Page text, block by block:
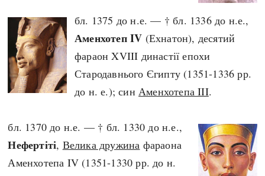
бл. 1375 до н.е. — † бл. 1336 до н.е.,
Аменхотеп IV (Ехнатон), десятий
фараон XVIII династії епохи
Стародавнього Єгипту (1351-1336 рр.
до н. е.); синАменхотепа III.
бл. 1370 до н.е. — † бл. 1330 до н.е.,
Нефертіті, Велика дружина фараона
Аменхотепа IV (1351-1330 рр. до н.